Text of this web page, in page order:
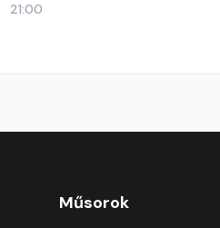
21:00
Műsorok